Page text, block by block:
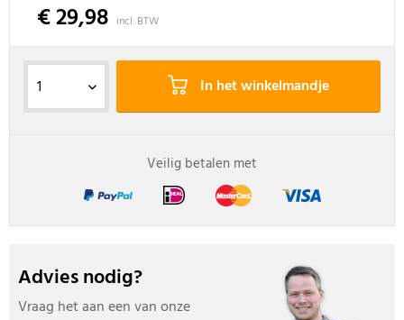
€ 29,98 incl. BTW
In het winkelmandje
Veilig betalen met
Advies nodig?
Vraag het aan een van onze